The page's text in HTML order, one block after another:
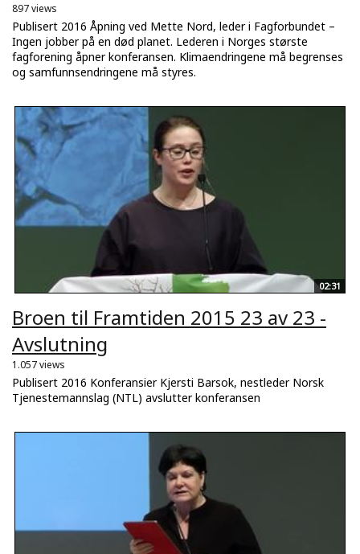
897 views
Publisert 2016 Åpning ved Mette Nord, leder i Fagforbundet –
Ingen jobber på en død planet. Lederen i Norges største
fagforening åpner konferansen. Klimaendringene må begrenses
og samfunnsendringene må styres.
02:31
Broen til Framtiden 2015 23 av 23 -
Avslutning
1.057 views
Publisert 2016 Konferansier Kjersti Barsok, nestleder Norsk
Tjenestemannslag (NTL) avslutter konferansen